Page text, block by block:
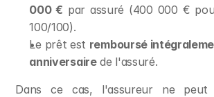
000 € par assuré (400 000 €
100/100).
Le prêt est remboursé
anniversaire de l'assuré.
Dans ce cas, l'assureur ne